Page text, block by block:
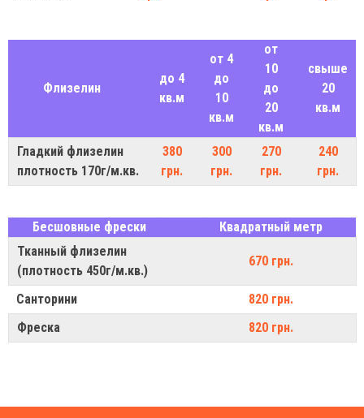
Флизелин
до 4
кв.м
от 4
до
10
кв.м
от
10
до
20
кв.м
свыше
20
кв.м
Гладкий флизелин
плотность 170г/м.кв.
380
грн.
300
грн.
270
грн.
240
грн.
Бесшовные фрески
Квадратный метр
Тканный флизелин
(плотность 450г/м.кв.)
670 грн.
Санторини
820 грн.
Фреска
820 грн.